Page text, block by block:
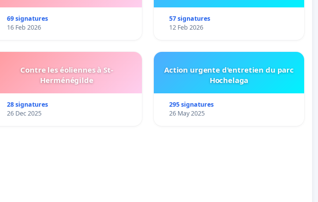
69 signatures
16 Feb 2026
57 signatures
12 Feb 2026
Contre les éoliennes à St-
Herménégilde
28 signatures
26 Dec 2025
Action urgente d'entretien du parc
Hochelaga
295 signatures
26 May 2025